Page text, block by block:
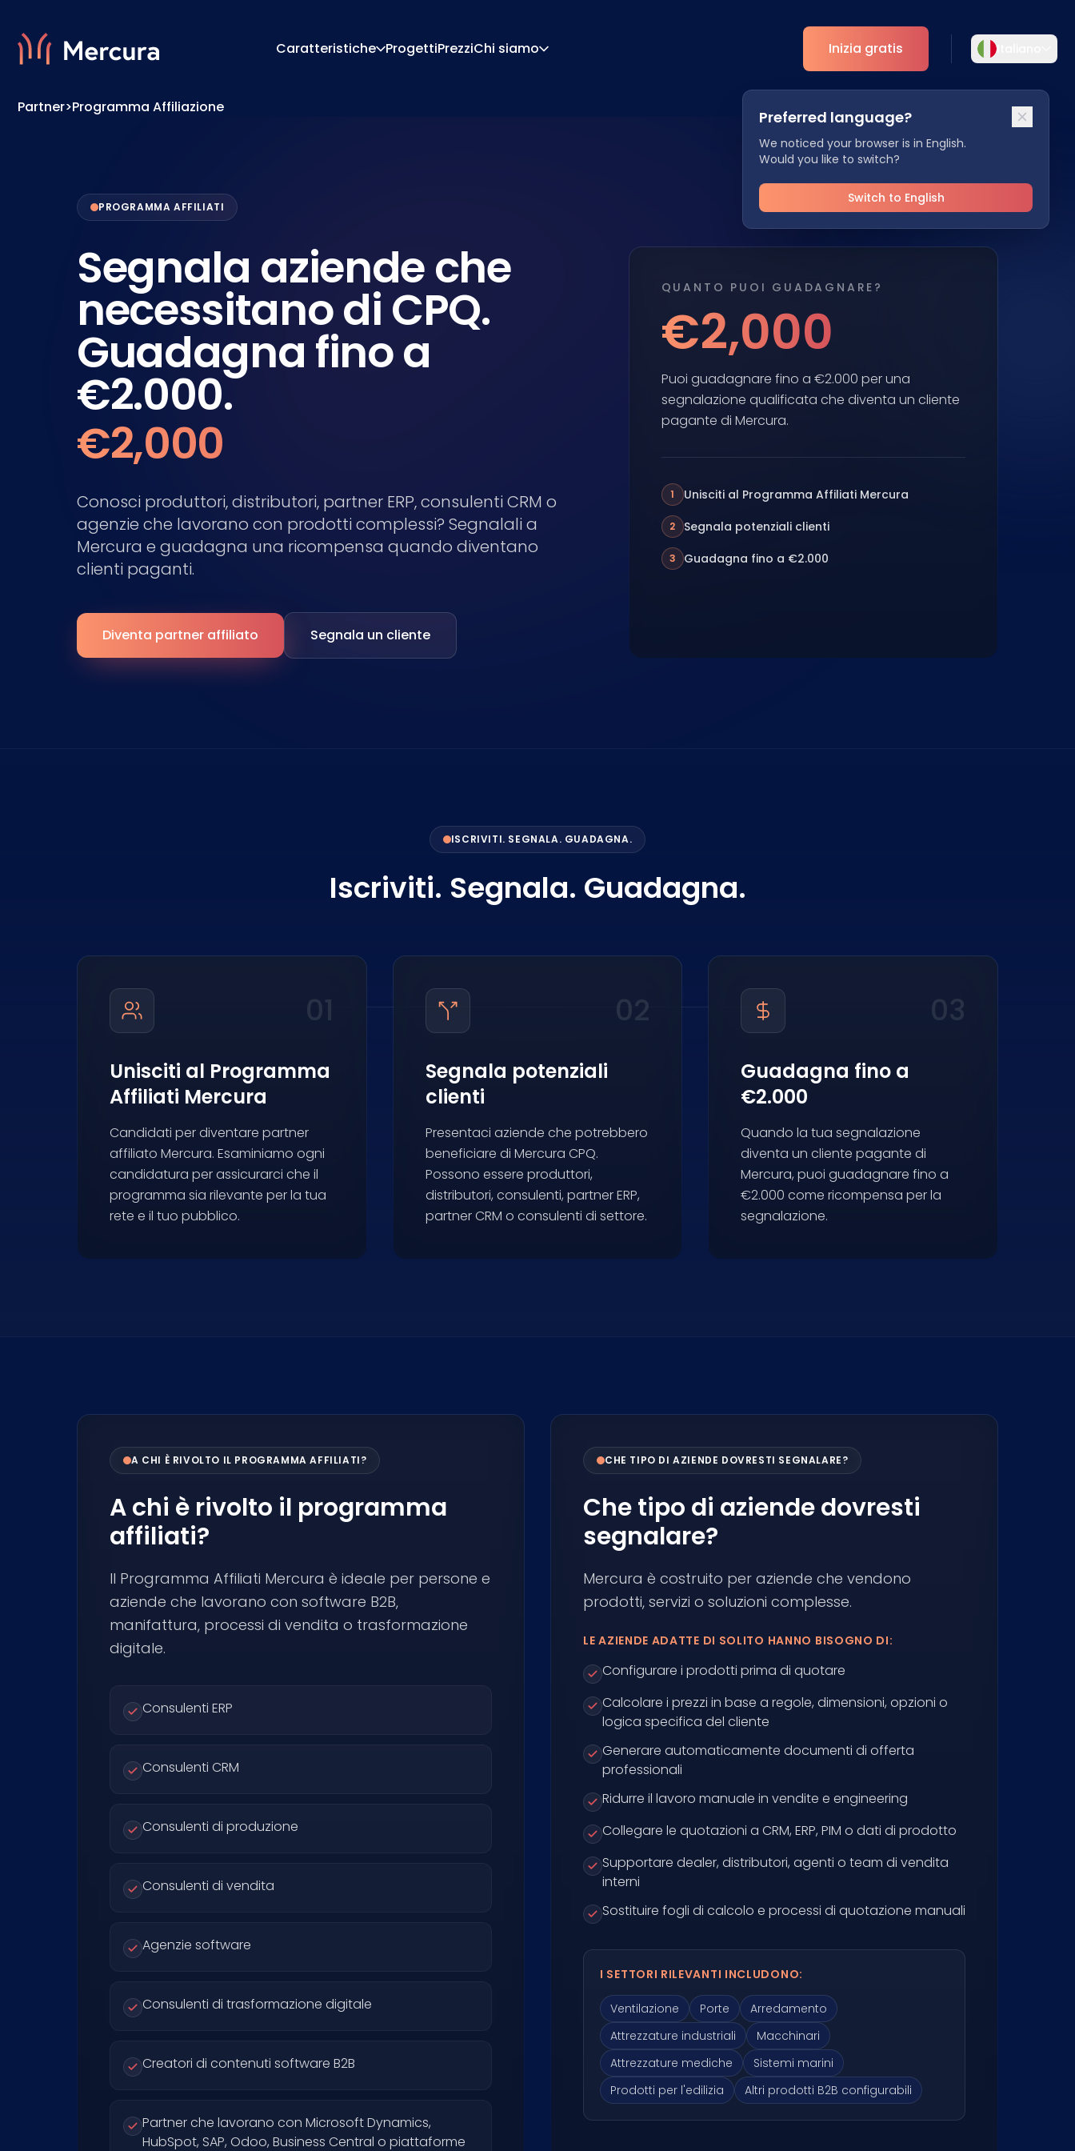
Caratteristiche
Analytics
ProgettiPrezziChi siamo
Preferred language?
We noticed your browser is in English.
Would you like to switch?
Switch to English
Inizia gratis
Scegliete la vostra lingua preferita per
un'esperienza più personalizzata.
English Deutsch
Español Dansk
DA
SV
Français
FR
Nederlands
NL
Partner>Programma Affiliazione
PROGRAMMA AFFILIATI
Segnala aziende che
necessitano di CPQ.
Guadagna fino a
€2.000.
€2,000
Conosci produttori, distributori, partner ERP, consulenti CRM o
agenzie che lavorano con prodotti complessi? Segnalali a
Mercura e guadagna una ricompensa quando diventano
clienti paganti.
Diventa partner affiliato Segnala un cliente
QUANTO PUOI GUADAGNARE?
€2,000
Puoi guadagnare fino a €2.000 per una
segnalazione qualificata che diventa un cliente
pagante di Mercura.
1 Unisciti al Programma Affiliati Mercura
2 Segnala potenziali clienti
3 Guadagna fino a €2.000
ISCRIVITI. SEGNALA. GUADAGNA.
Iscriviti. Segnala. Guadagna.
01
Unisciti al Programma
Affiliati Mercura
Candidati per diventare partner
affiliato Mercura. Esaminiamo ogni
candidatura per assicurarci che il
programma sia rilevante per la tua
rete e il tuo pubblico.
02
Segnala potenziali
clienti
Presentaci aziende che potrebbero
beneficiare di Mercura CPQ.
Possono essere produttori,
distributori, consulenti, partner ERP,
partner CRM o consulenti di settore.
03
Guadagna fino a
€2.000
Quando la tua segnalazione
diventa un cliente pagante di
Mercura, puoi guadagnare fino a
€2.000 come ricompensa per la
segnalazione.
A CHI È RIVOLTO IL PROGRAMMA AFFILIATI?
A chi è rivolto il programma
affiliati?
Il Programma Affiliati Mercura è ideale per persone e
aziende che lavorano con software B2B,
manifattura, processi di vendita o trasformazione
digitale.
Consulenti ERP
Consulenti CRM
Consulenti di produzione
Consulenti di vendita
Agenzie software
Consulenti di trasformazione digitale
Creatori di contenuti software B2B
Partner che lavorano con Microsoft Dynamics,
HubSpot, SAP, Odoo, Business Central o piattaforme
CHE TIPO DI AZIENDE DOVRESTI SEGNALARE?
Che tipo di aziende dovresti
segnalare?
Mercura è costruito per aziende che vendono
prodotti, servizi o soluzioni complesse.
LE AZIENDE ADATTE DI SOLITO HANNO BISOGNO DI:
Configurare i prodotti prima di quotare
Calcolare i prezzi in base a regole, dimensioni, opzioni o
logica specifica del cliente
Generare automaticamente documenti di offerta
professionali
Ridurre il lavoro manuale in vendite e engineering
Collegare le quotazioni a CRM, ERP, PIM o dati di prodotto
Supportare dealer, distributori, agenti o team di vendita
interni
Sostituire fogli di calcolo e processi di quotazione manuali
I SETTORI RILEVANTI INCLUDONO:
Ventilazione Porte
Arredamento
Attrezzature industriali
Macchinari
Attrezzature mediche
Sistemi marini
Prodotti per l'edilizia
Altri prodotti B2B configurabili